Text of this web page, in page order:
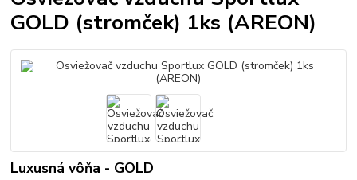
GOLD (stromček) 1ks (AREON)
Luxusná vôňa - GOLD